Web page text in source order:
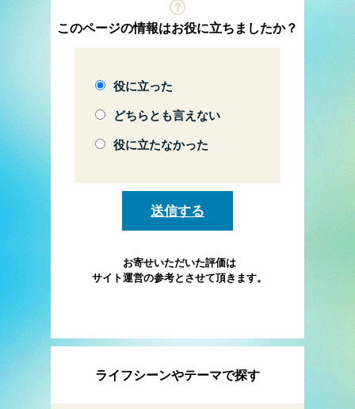
このページの情報はお役に立ちましたか？
役に立った
どちらとも言えない
役に立たなかった
お寄せいただいた評価は
サイト運営の参考とさせて頂きます。
ライフシーンやテーマで探す